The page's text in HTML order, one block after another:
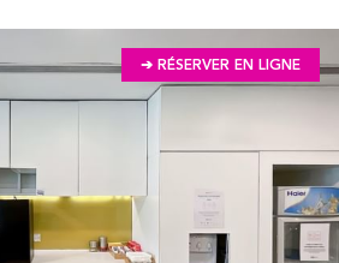
➔ RÉSERVER EN LIGNE